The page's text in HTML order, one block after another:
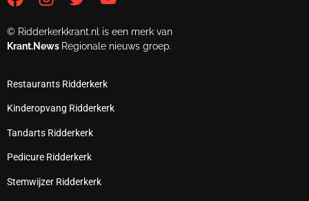
© Ridderkerkkrant.nl is een merk van
Krant.News Regionale nieuws groep.
Restaurants Ridderkerk
Kinderopvang Ridderkerk
Tandarts Ridderkerk
Pedicure Ridderkerk
Stemwijzer Ridderkerk